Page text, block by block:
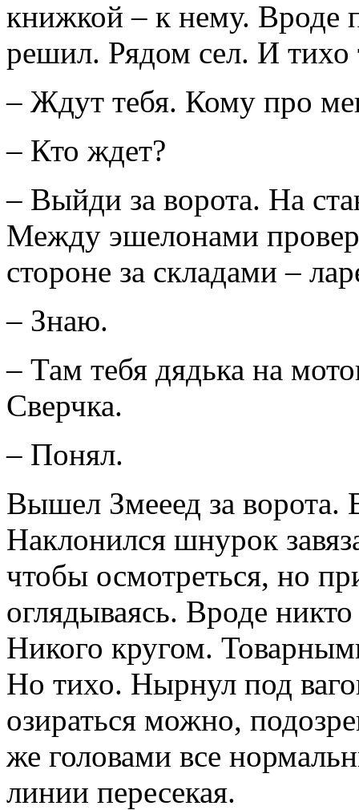
книжкой – к нему. Вроде
решил. Рядом сел. И тихо
– Ждут тебя. Кому про
– Кто ждет?
– Выйди за ворота. На
Между эшелонами
стороне за складами –
– Знаю.
– Там тебя дядька на
Сверчка.
– Понял.
Вышел Змееед за ворота.
Наклонился шнурок
чтобы осмотреться, но
оглядываясь. Вроде
Никого кругом.
Но тихо. Нырнул под
озираться можно,
же головами все
линии пересекая.